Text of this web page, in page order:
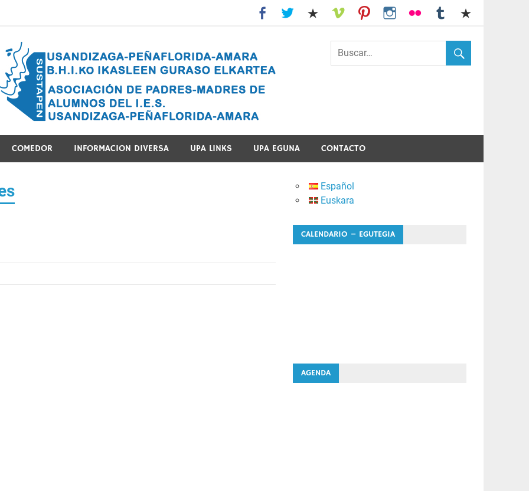
Elkartea Asociación de Padres-Madres de Alumnos del I.E.S. Usandizaga-Peñaflorida-Amara
COMEDOR INFORMACION DIVERSA UPA LINKS UPA EGUNA CONTACTO
Español
Euskara
CALENDARIO – EGUTEGIA
AGENDA